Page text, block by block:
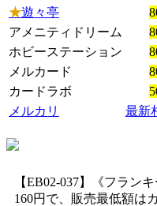
★遊々亭
アメニティドリーム
ホビーステーション
メルカード
カードラボ
メルカリ
最新
【EB02-037】《フラン
160円で、販売最低額は